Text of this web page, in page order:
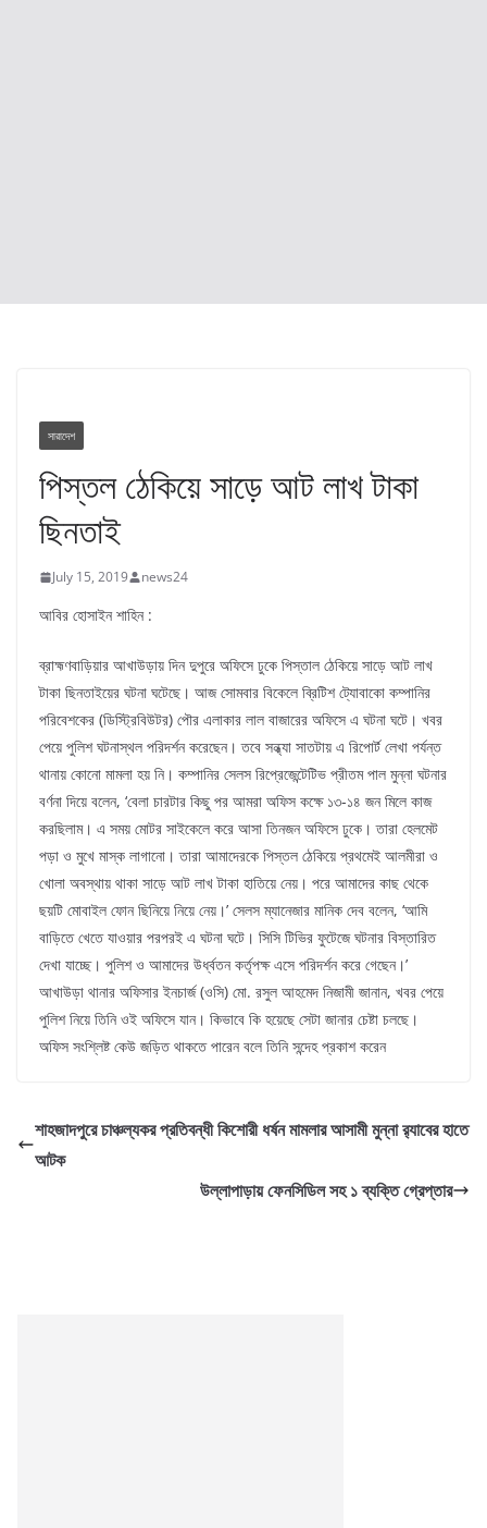
সারাদেশ
পিস্তল ঠেকিয়ে সাড়ে আট লাখ টাকা
ছিনতাই
July 15, 2019 news24
আবির হোসাইন শাহিন :
ব্রাহ্মণবাড়িয়ার আখাউড়ায় দিন দুপুরে অফিসে ঢুকে পিস্তাল ঠেকিয়ে সাড়ে আট লাখ
টাকা ছিনতাইয়ের ঘটনা ঘটেছে। আজ সোমবার বিকেলে ব্রিটিশ ট্যোবাকো কম্পানির
পরিবেশকের (ডিস্ট্রিবিউটর) পৌর এলাকার লাল বাজারের অফিসে এ ঘটনা ঘটে। খবর
পেয়ে পুলিশ ঘটনাস্থল পরিদর্শন করেছেন। তবে সন্ধ্যা সাতটায় এ রিপোর্ট লেখা পর্যন্ত
থানায় কোনো মামলা হয় নি। কম্পানির সেলস রিপ্রেজেন্টেটিভ প্রীতম পাল মুন্না ঘটনার
বর্ণনা দিয়ে বলেন, ‘বেলা চারটার কিছু পর আমরা অফিস কক্ষে ১৩-১৪ জন মিলে কাজ
করছিলাম। এ সময় মোটর সাইকেলে করে আসা তিনজন অফিসে ঢুকে। তারা হেলমেট
পড়া ও মুখে মাস্ক লাগানো। তারা আমাদেরকে পিস্তল ঠেকিয়ে প্রথমেই আলমীরা ও
খোলা অবস্থায় থাকা সাড়ে আট লাখ টাকা হাতিয়ে নেয়। পরে আমাদের কাছ থেকে
ছয়টি মোবাইল ফোন ছিনিয়ে নিয়ে নেয়।’ সেলস ম্যানেজার মানিক দেব বলেন, ‘আমি
বাড়িতে খেতে যাওয়ার পরপরই এ ঘটনা ঘটে। সিসি টিভির ফুটেজে ঘটনার বিস্তারিত
দেখা যাচ্ছে। পুলিশ ও আমাদের উর্ধ্বতন কর্তৃপক্ষ এসে পরিদর্শন করে গেছেন।’
আখাউড়া থানার অফিসার ইনচার্জ (ওসি) মো. রসুল আহমেদ নিজামী জানান, খবর পেয়ে
পুলিশ নিয়ে তিনি ওই অফিসে যান। কিভাবে কি হয়েছে সেটা জানার চেষ্টা চলছে।
অফিস সংশ্লিষ্ট কেউ জড়িত থাকতে পারেন বলে তিনি সন্দেহ প্রকাশ করেন
শাহজাদপুরে চাঞ্চল্যকর প্রতিবন্ধী কিশোরী ধর্ষন মামলার আসামী মুন্না র‌্যাবের হাতে
আটক
উল্লাপাড়ায় ফেনসিডিল সহ ১ ব্যক্তি গ্রেপ্তার